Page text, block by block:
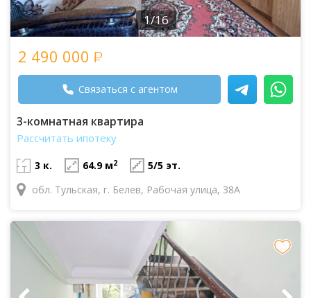
1/16
2 490 000
Связаться с агентом
3-комнатная квартира
Рассчитать ипотеку
3 к. 64.9 м2
5/5 эт.
обл. Тульская, г. Белев, Рабочая улица, 38А